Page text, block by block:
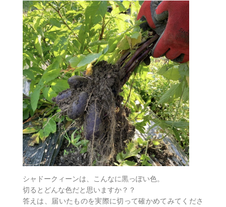
シャドークィーンは、こんなに黒っぽい色。
切るとどんな色だと思いますか？？
答えは、届いたものを実際に切って確かめてみてくださ